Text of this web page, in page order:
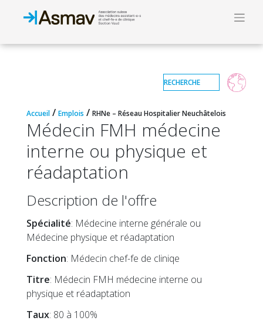
Accueil / Emplois / RHNe – Réseau Hospitalier Neuchâtelois
Médecin FMH médecine
interne ou physique et
réadaptation
Description de l'offre
Spécialité: Médecine interne générale ou
Médecine physique et réadaptation
Fonction: Médecin chef-fe de cliniqe
Titre: Médecin FMH médecine interne ou
physique et réadaptation
Taux: 80 à 100%